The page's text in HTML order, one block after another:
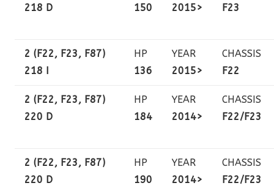
218 D
150
2015>
F23
2 (F22, F23, F87)
218 I
HP
136
YEAR
2015>
CHASSIS
F22
2 (F22, F23, F87)
220 D
HP
184
YEAR
2014>
CHASSIS
F22/F23
2 (F22, F23, F87)
220 D
HP
190
YEAR
2014>
CHASSIS
F22/F23